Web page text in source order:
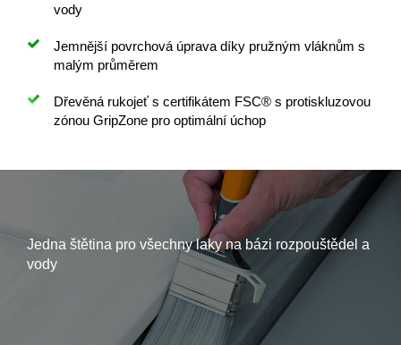
vody
Jemnější povrchová úprava díky pružným vláknům s
malým průměrem
Dřevěná rukojeť s certifikátem FSC® s protiskluzovou
zónou GripZone pro optimální úchop
Jedna štětina pro všechny laky na bázi rozpouštědel a
vody